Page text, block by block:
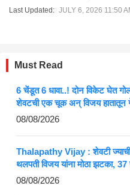
Last Updated: JULY 6, 2026 11:50
Must Read
6 चेंडूत 6 धावा..! दोन विकेट घेत
शेवटची एक चूक अन् विजय हातातून
08/08/2026
Thalapathy Vijay : शेवटी ज्याची
थलपती विजय यांना मोठा झटका, 37
08/08/2026